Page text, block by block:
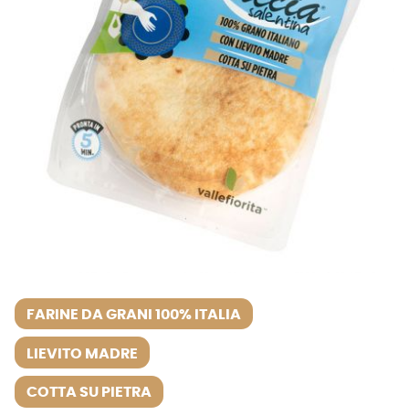
FARINE DA GRANI 100% ITALIA
LIEVITO MADRE
COTTA SU PIETRA